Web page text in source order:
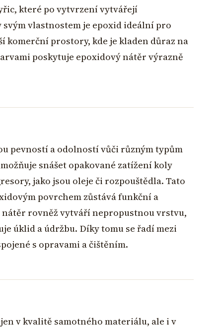
které po vytvrzení vytvářejí
vlastnostem je epoxid ideální pro
komerční prostory, kde je kladen důraz na
poskytuje epoxidový nátěr výrazně
pevností a odolností vůči různým typům
snášet opakované zatížení koly
jako jsou oleje či rozpouštědla. Tato
povrchem zůstává funkční a
rovněž vytváří nepropustnou vrstvu,
úklid a údržbu. Díky tomu se řadí mezi
s opravami a čištěním.
v kvalitě samotného materiálu, ale i v